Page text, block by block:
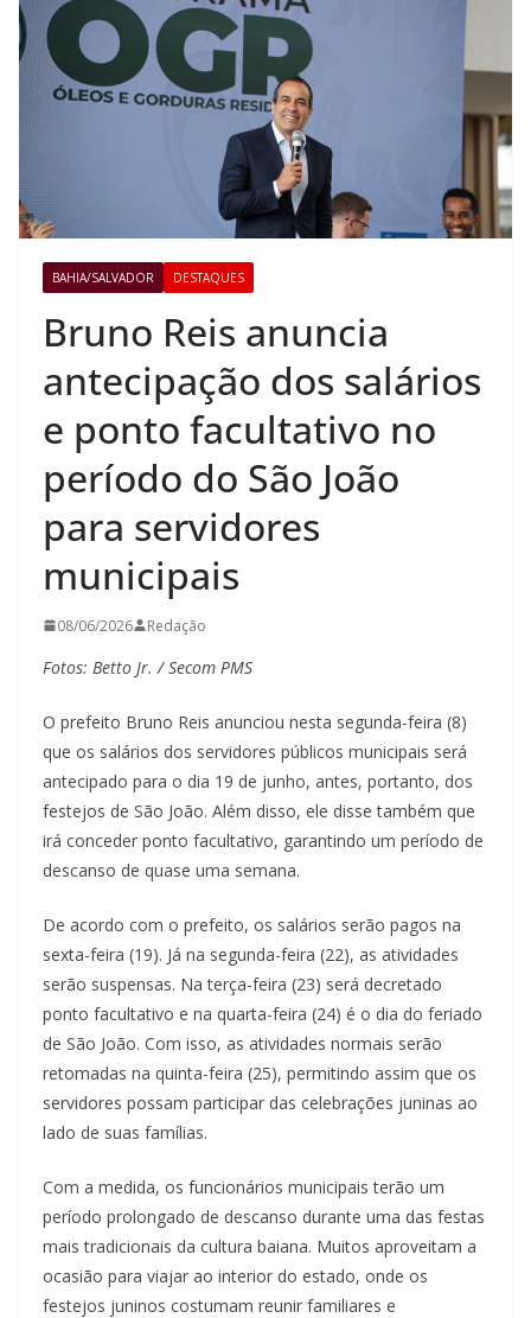
BAHIA/SALVADOR DESTAQUES
Bruno Reis anuncia
antecipação dos salários
e ponto facultativo no
período do São João
para servidores
municipais
08/06/2026 Redação
Fotos: Betto Jr. / Secom PMS
O prefeito Bruno Reis anunciou nesta segunda-feira (8)
que os salários dos servidores públicos municipais será
antecipado para o dia 19 de junho, antes, portanto, dos
festejos de São João. Além disso, ele disse também que
irá conceder ponto facultativo, garantindo um período de
descanso de quase uma semana.
De acordo com o prefeito, os salários serão pagos na
sexta-feira (19). Já na segunda-feira (22), as atividades
serão suspensas. Na terça-feira (23) será decretado
ponto facultativo e na quarta-feira (24) é o dia do feriado
de São João. Com isso, as atividades normais serão
retomadas na quinta-feira (25), permitindo assim que os
servidores possam participar das celebrações juninas ao
lado de suas famílias.
Com a medida, os funcionários municipais terão um
período prolongado de descanso durante uma das festas
mais tradicionais da cultura baiana. Muitos aproveitam a
ocasião para viajar ao interior do estado, onde os
festejos juninos costumam reunir familiares e